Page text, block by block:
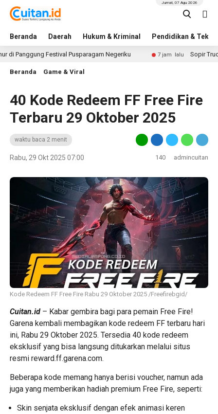
Beranda Daerah Hukum & Kriminal Pendidikan &
Jumat, 07 Agu 2026
Festival Pusparagam Negeriku 7 jam lalu Sopir Truck
Beranda Game & Viral
40 Kode Redeem FF Free Fire
Terbaru 29 Oktober 2025
waktu baca 2 menit
Rabu, 29 Okt 2025 07:00 140 admincuitan
Kode Redeem FF Free Fire Rabu 29 Oktober 2025 /Freefirebgid/
Cuitan.id – Kabar gembira bagi para pemain Free Fire!
Garena kembali membagikan kode redeem FF terbaru hari
ini, Rabu 29 Oktober 2025. Tersedia 40 kode redeem
eksklusif yang bisa langsung ditukarkan melalui situs
resmi reward.ff.garena.com.
Beberapa kode memang hanya berisi voucher, namun ada
juga yang memberikan hadiah premium Free Fire, seperti:
Skin senjata eksklusif dengan efek animasi keren